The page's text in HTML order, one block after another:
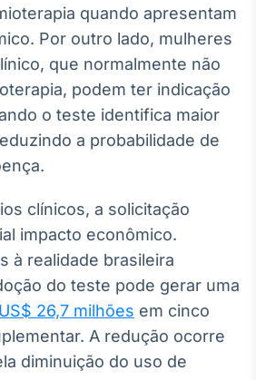
Curadoria
Curadoria de
conteúdos
noticiosos
Radar
notícias e
Broadcast
Fundos
A melhor
plataforma para
analisar fundos
de investimento
quando apresentam
Por outro lado, mulheres
que normalmente não
podem ter indicação
o teste identifica maior
a probabilidade de
clínicos, a solicitação
impacto econômico.
à realidade brasileira
do teste pode gerar uma
US$ 26,7 milhões em cinco
A redução ocorre
diminuição do uso de